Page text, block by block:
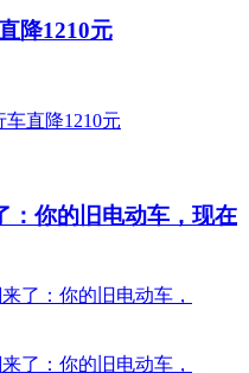
降1210元
：你的旧电动车，现在